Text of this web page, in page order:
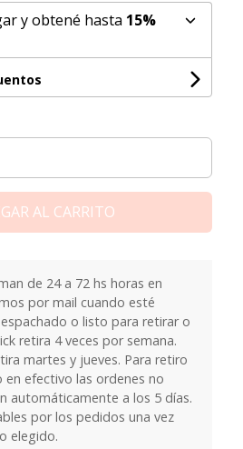
y obtené hasta 15%
AL CARRITO
de 24 a 72 hs horas en
por mail cuando esté
o listo para retirar o
retira 4 veces por semana.
martes y jueves. Para retiro
efectivo las ordenes no
automáticamente a los 5 días.
por los pedidos una vez
elegido.